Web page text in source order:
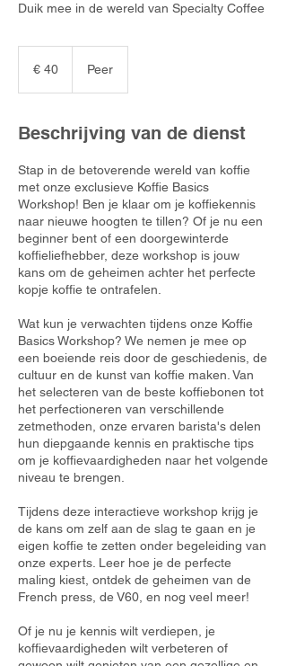
Duik mee in de wereld van Specialty Coffee
€ 40 Peer
Beschrijving van de dienst
Stap in de betoverende wereld van koffie
met onze exclusieve Koffie Basics
Workshop! Ben je klaar om je koffiekennis
naar nieuwe hoogten te tillen? Of je nu een
beginner bent of een doorgewinterde
koffieliefhebber, deze workshop is jouw
kans om de geheimen achter het perfecte
kopje koffie te ontrafelen.
Wat kun je verwachten tijdens onze Koffie
Basics Workshop? We nemen je mee op
een boeiende reis door de geschiedenis, de
cultuur en de kunst van koffie maken. Van
het selecteren van de beste koffiebonen tot
het perfectioneren van verschillende
zetmethoden, onze ervaren barista's delen
hun diepgaande kennis en praktische tips
om je koffievaardigheden naar het volgende
niveau te brengen.
Tijdens deze interactieve workshop krijg je
de kans om zelf aan de slag te gaan en je
eigen koffie te zetten onder begeleiding van
onze experts. Leer hoe je de perfecte
maling kiest, ontdek de geheimen van de
French press, de V60, en nog veel meer!
Of je nu je kennis wilt verdiepen, je
koffievaardigheden wilt verbeteren of